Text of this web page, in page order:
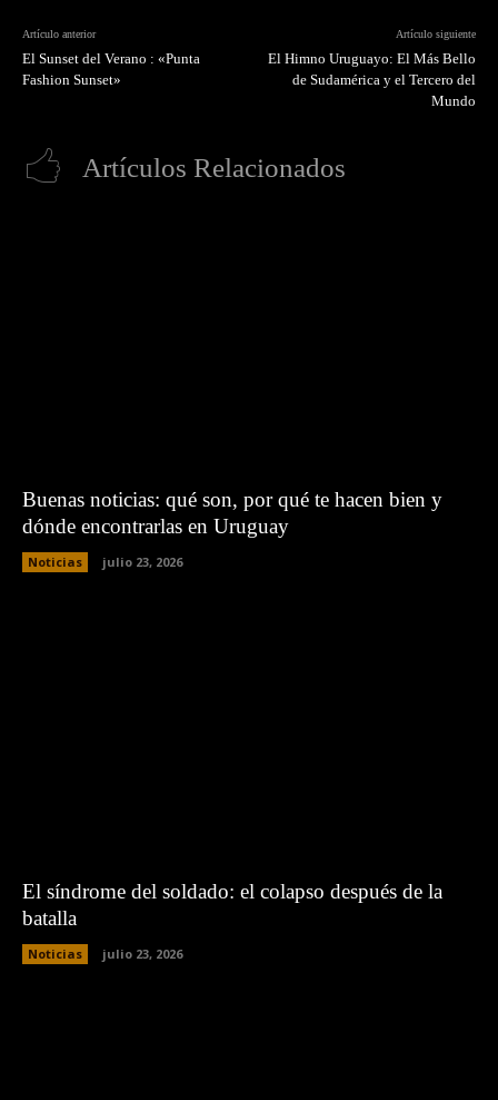
Artículo anterior
El Sunset del Verano : «Punta
Fashion Sunset»
Artículo siguiente
El Himno Uruguayo: El Más Bello
de Sudamérica y el Tercero del
Mundo
Artículos Relacionados
Buenas noticias: qué son, por qué te hacen bien y
dónde encontrarlas en Uruguay
Noticias julio 23, 2026
El síndrome del soldado: el colapso después de la
batalla
Noticias julio 23, 2026